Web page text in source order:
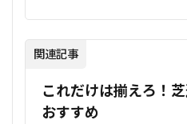
関連記事
これだけは揃えろ！
おすすめ